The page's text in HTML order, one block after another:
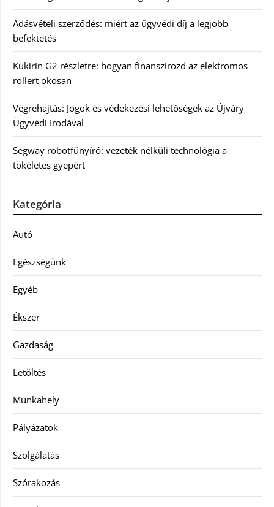
Adásvételi szerződés: miért az ügyvédi díj a legjobb
befektetés
Kukirin G2 részletre: hogyan finanszírozd az elektromos
rollert okosan
Végrehajtás: Jogok és védekezési lehetőségek az Újváry
Ügyvédi Irodával
Segway robotfűnyíró: vezeték nélküli technológia a
tökéletes gyepért
Kategória
Autó
Egészségünk
Egyéb
Ékszer
Gazdaság
Letöltés
Munkahely
Pályázatok
Szolgálatás
Szórakozás